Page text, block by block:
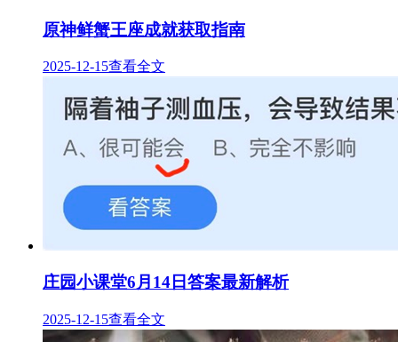
原神鲜蟹王座成就获取指南
2025-12-15查看全文
庄园小课堂6月14日答案最新解析
2025-12-15查看全文